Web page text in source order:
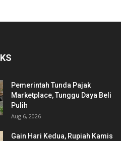
Pemerintah Tunda Pajak
Marketplace, Tunggu Daya Beli
Pulih
Aug 6, 2026
Gain Hari Kedua, Rupiah Kamis